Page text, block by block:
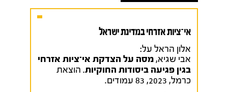
אי־ציות אזרחי במדינת ישראל
אלון הראל על:
אבי שגיא,מסה על הצדקת אי־ציות אזרחי
בגין פגיעה ביסודות החוקיות. הוצאת
כרמל, 2023, 83 עמודים.